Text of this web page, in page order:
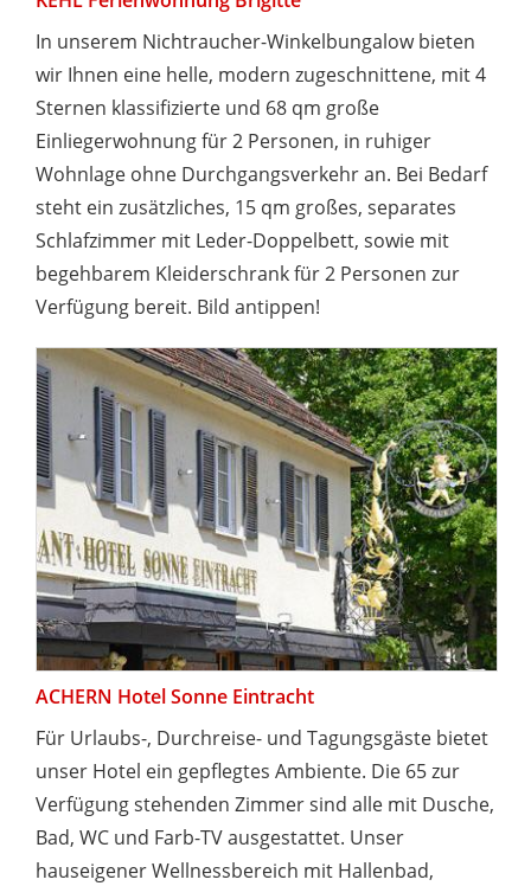
In unserem Nichtraucher-Winkelbungalow bieten
wir Ihnen eine helle, modern zugeschnittene, mit 4
Sternen klassifizierte und 68 qm große
Einliegerwohnung für 2 Personen, in ruhiger
Wohnlage ohne Durchgangsverkehr an. Bei Bedarf
steht ein zusätzliches, 15 qm großes, separates
Schlafzimmer mit Leder-Doppelbett, sowie mit
begehbarem Kleiderschrank für 2 Personen zur
Verfügung bereit. Bild antippen!
ACHERN Hotel Sonne Eintracht
Für Urlaubs-, Durchreise- und Tagungsgäste bietet
unser Hotel ein gepflegtes Ambiente. Die 65 zur
Verfügung stehenden Zimmer sind alle mit Dusche,
Bad, WC und Farb-TV ausgestattet. Unser
hauseigener Wellnessbereich mit Hallenbad,